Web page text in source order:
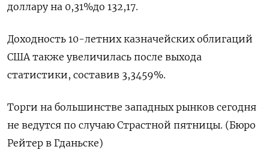
доллару на 0,31%​ до 132,17.
Доходность 10-летних казначейских облигаций
США также увеличилась после выхода
статистики, составив​​​​ 3,3459%.
Торги на большинстве западных рынков сегодня
не ведутся по случаю Страстной пятницы. (Бюро
Рейтер в Гданьске)